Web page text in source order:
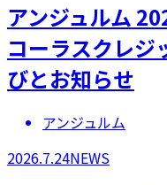
アンジュルム
コーラスクレジ
びとお知らせ
アンジュルム
2026.7.24NEWS